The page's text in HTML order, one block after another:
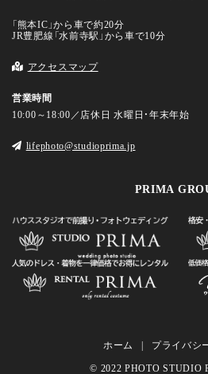
「熊本IC」から車で約20分
JR豊肥線「水前寺駅」から車で10分
アクセスマップ
営業時間
10:00～18:00／店休日 水曜日・年末年始
lifephoto@studioprima.jp
PRIMA
ホーム プライバシ
© 2022 PHOTO STUDIO